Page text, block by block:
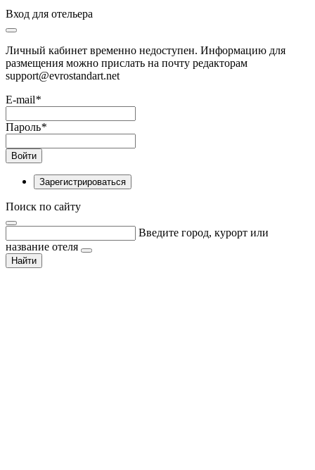
Вход для отельера
Личный кабинет временно недоступен. Информацию для
размещения можно прислать на почту редакторам
support@evrostandart.net
E-mail*
Пароль*
Войти
Зарегистрироваться
Поиск по сайту
Введите город, курорт или
название отеля
Найти